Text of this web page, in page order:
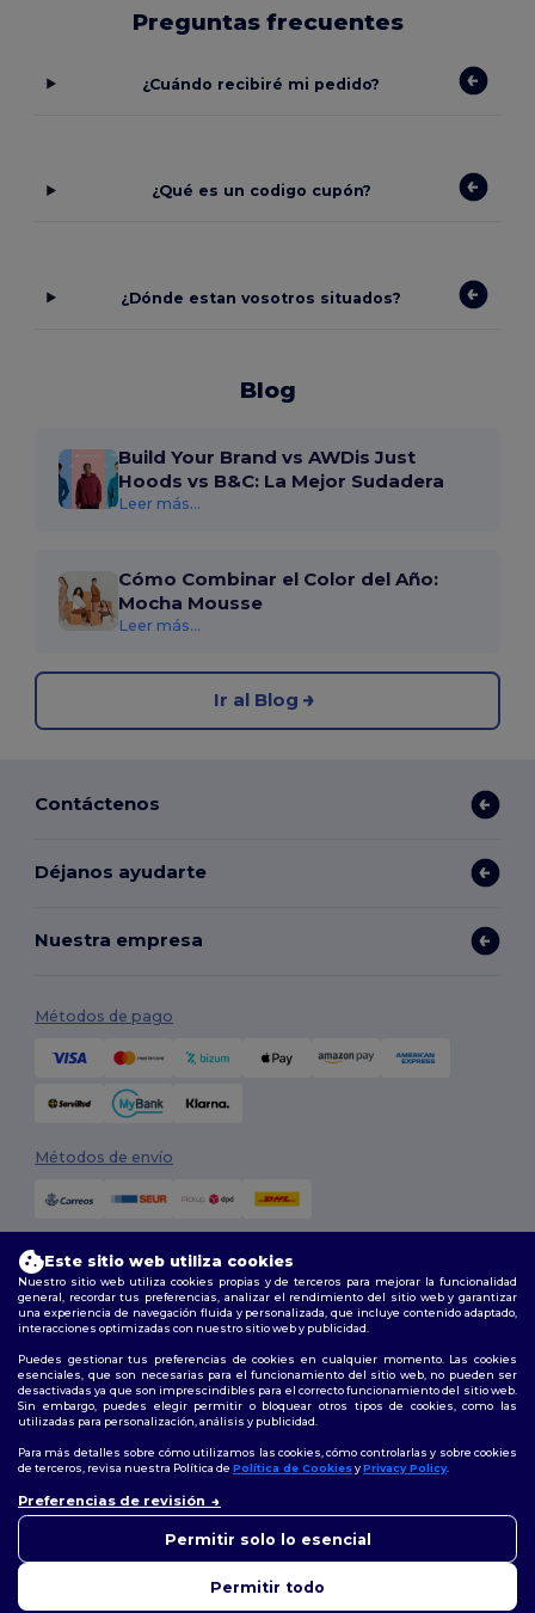
Preguntas frecuentes
¿Cuándo recibiré mi pedido?
¿Qué es un codigo cupón?
¿Dónde estan vosotros situados?
Blog
Build Your Brand vs AWDis Just
Hoods vs B&C: La Mejor Sudadera
Leer más...
Cómo Combinar el Color del Año:
Mocha Mousse
Leer más...
Ir al Blog
Contáctenos
Déjanos ayudarte
Nuestra empresa
Métodos de pago
Métodos de envío
2026. Todos los derechos reservados
Términos y Condiciones| Política de personalización|Política de
Privacidad|Política de Cookies |Mapa del sitio
Síguenos
Madrid|Barcelona|Valencia|Seville|Zaragoza|Málaga|Murcia|
Alicante
Este sitio web utiliza cookies
Nuestro sitio web utiliza cookies propias y de terceros para mejorar la funcionalidad
general, recordar tus preferencias, analizar el rendimiento del sitio web y garantizar
una experiencia de navegación fluida y personalizada, que incluye contenido adaptado,
interacciones optimizadas con nuestro sitio web y publicidad.
Puedes gestionar tus preferencias de cookies en cualquier momento. Las cookies
esenciales, que son necesarias para el funcionamiento del sitio web, no pueden ser
desactivadas ya que son imprescindibles para el correcto funcionamiento del sitio web.
Sin embargo, puedes elegir permitir o bloquear otros tipos de cookies, como las
utilizadas para personalización, análisis y publicidad.
Para más detalles sobre cómo utilizamos las cookies, cómo controlarlas y sobre cookies
de terceros, revisa nuestra Política de Política de CookiesyPrivacy Policy.
Preferencias de revisión
Permitir solo lo esencial
Permitir todo
cualquier momento. Nuestro
ayudarte.